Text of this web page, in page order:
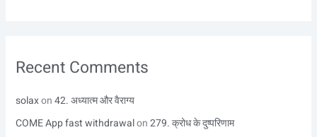
Recent Comments
solaxon42. अध्यात्म और वैराग्य
COME App fast withdrawalon279. क्रोध के दुष्परिणाम